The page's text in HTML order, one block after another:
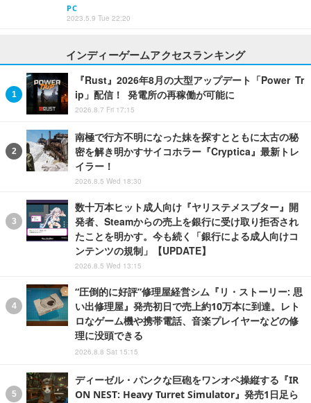
PC
2023.5.9 Tue 22:20
インディーゲームアクセスランキング
『Rust』2026年8月の大型アップデート「Power Tr
ip」配信！ 発電所の再稼働が可能に
2026.8.7 Fri 17:15
南極で行方不明になった妹を探すとともに太古の秘
密を解き明かすサイコホラー『Cryptica』最新トレ
イラー！
2026.8.5 Wed 18:30
数十万本ヒット成人向け『ヤリステメスブター』開
発者、Steamからの売上を銀行に受け取り拒否され
たことを明かす。今も続く「銀行による成人向けコ
ンテンツの規制」【UPDATE】
2026.8.5 Wed 13:15
“圧倒的に好評”修理屋経営シム『リ・ストーリー: 思
い出修理屋』発売初日で売上約10万本に到達。レト
ロなゲーム機や携帯電話、音楽プレイヤーなどの修
理に没頭できる
2026.8.8 Sat 15:15
ディーゼル・パンクな巨砲をワンオペ操縦する『IR
ON NEST: Heavy Turret Simulator』発売1日足ら